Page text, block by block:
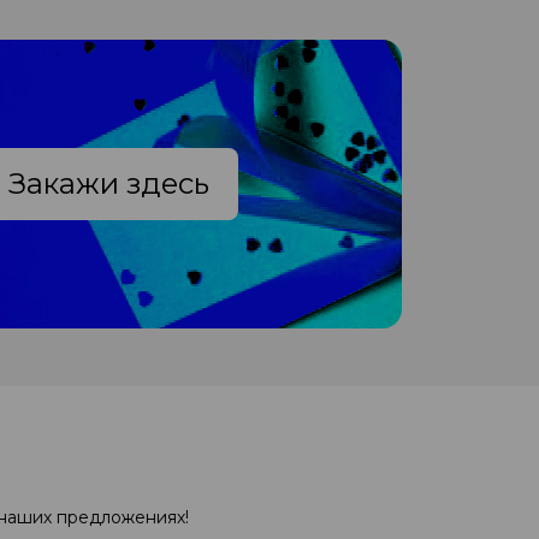
Закажи здесь
предложениях!